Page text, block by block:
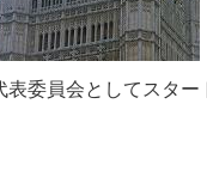
表委員会としてスター